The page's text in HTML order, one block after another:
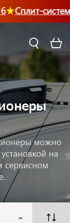
Сплит-системы
можно
на
сервисном